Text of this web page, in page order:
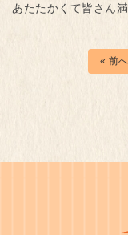
あたたかくて皆さん
« 前へ